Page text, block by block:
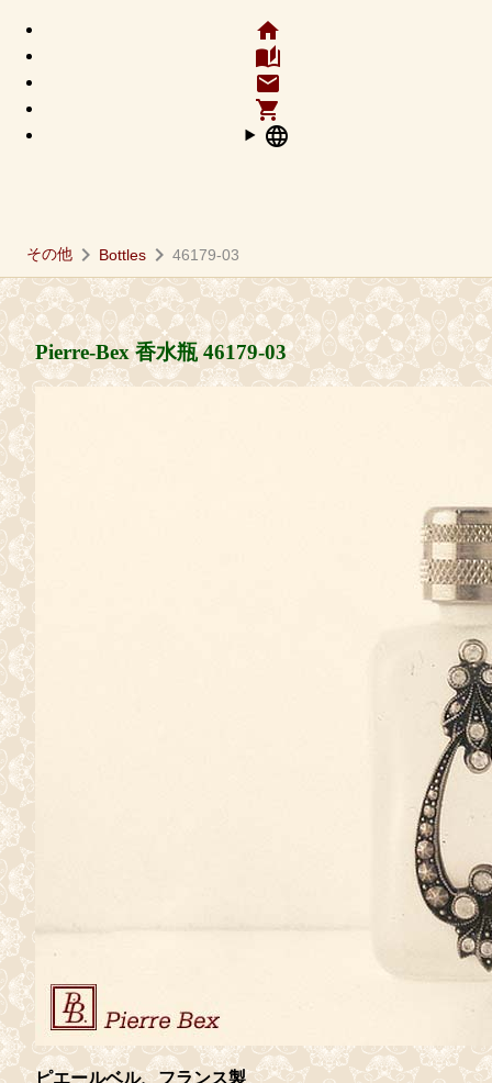
home
auto_stories
email
shopping_cart
language
その他 chevron_right Bottles chevron_right 46179-03
Pierre-Bex 香水瓶46179-03
ピエールベル、フランス製